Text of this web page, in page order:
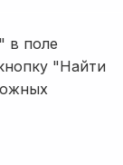
в поле
"Найти